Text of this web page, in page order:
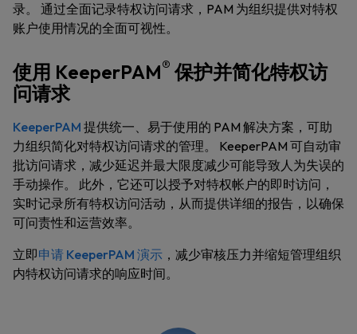
录。 通过全面记录特权访问请求，PAM 为组织提供对特权
账户使用情况的全面可视性。
使用 KeeperPAM® 保护并简化特权访
问请求
KeeperPAM 提供统一、易于使用的 PAM 解决方案，可助
力组织简化对特权访问请求的管理。 KeeperPAM 可自动审
批访问请求，减少延迟并最大限度减少可能导致人为失误的
手动操作。 此外，它还可以授予对特权帐户的即时访问，
实时记录所有特权访问活动，从而提供详细的报告，以确保
可问责性和运营效率。
立即申请 KeeperPAM 演示 ，减少审核压力并缩短管理组织
内特权访问请求的响应时间。